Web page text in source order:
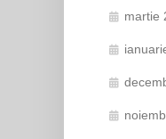
martie